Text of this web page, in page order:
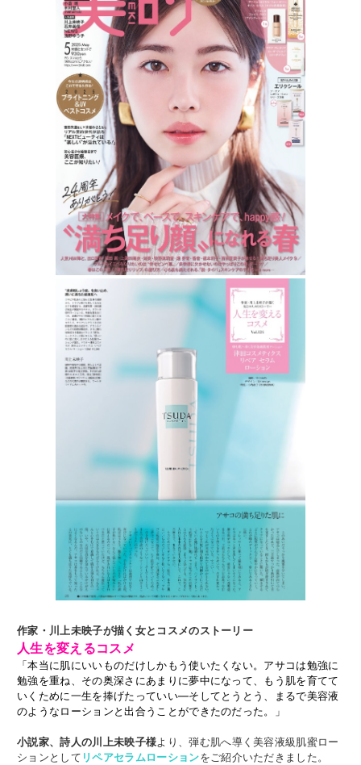
作家・川上未映子が描く女とコスメのストーリー
人生を変えるコスメ
「本当に肌にいいものだけしかもう使いたくない。アサコは勉強に
勉強を重ね、その奥深さにあまりに夢中になって、もう肌を育てて
いくために一生を捧げたっていい―そしてとうとう、まるで美容液
のようなローションと出合うことができたのだった。」
小説家、詩人の川上未映子様より、弾む肌へ導く美容液級肌蜜ロー
ションとして リペアセラムローションをご紹介いただきました。